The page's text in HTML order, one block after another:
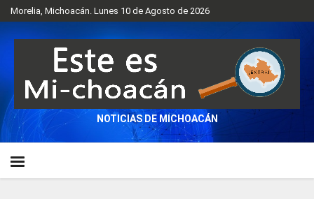
Morelia, Michoacán. Lunes 10 de Agosto de 2026
NOTICIAS DE MICHOACÁN